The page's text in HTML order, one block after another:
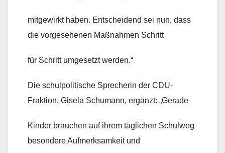
mitgewirkt haben. Entscheidend sei nun, dass
die vorgesehenen Maßnahmen Schritt
für Schritt umgesetzt werden.“
Die schulpolitische Sprecherin der CDU-
Fraktion, Gisela Schumann, ergänzt: „Gerade
Kinder brauchen auf ihrem täglichen Schulweg
besondere Aufmerksamkeit und